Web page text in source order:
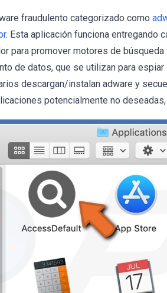
fraudulento categorizado como
. Esta aplicación funciona entregando
para promover motores de
de datos, que se utilizan para
descargan/instalan adware y
potencialmente no